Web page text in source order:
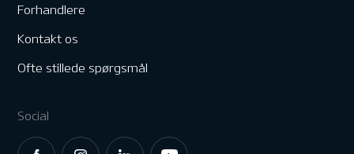
Forhandlere
Kontakt os
Ofte stillede spørgsmål
Social